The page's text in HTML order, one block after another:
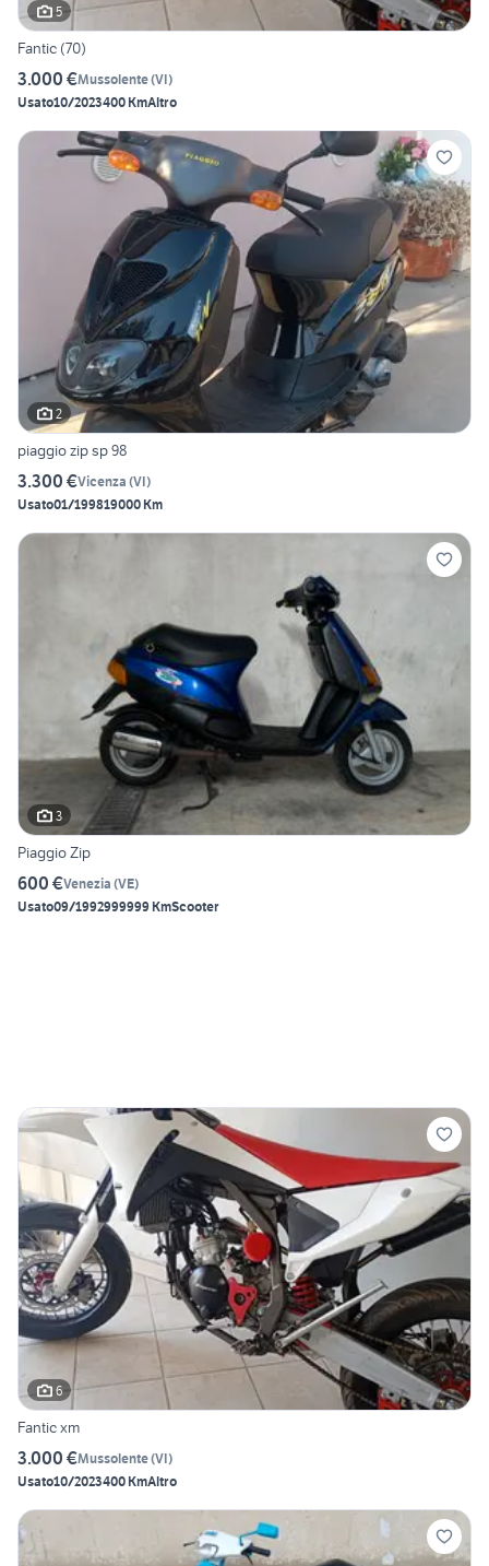
5
Fantic (70)
3.000 €Mussolente(VI)
Usato10/2023400 KmAltro
2
piaggio zip sp 98
3.300 €Vicenza (VI)
Usato01/199819000 Km
3
Piaggio Zip
600 €Venezia (VE)
Usato09/1992999999 KmScooter
6
Fantic xm
3.000 €Mussolente(VI)
Usato10/2023400 KmAltro